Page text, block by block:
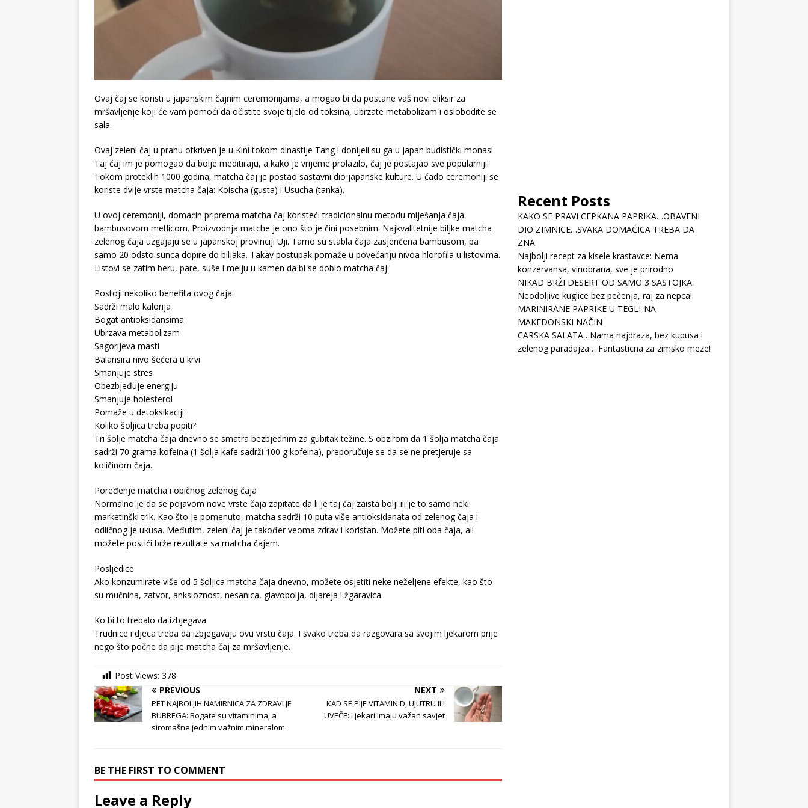
Ovaj čaj se koristi u japanskim čajnim ceremonijama, a mogao bi da postane vaš novi eliksir za
mršavljenje koji će vam pomoći da očistite svoje tijelo od toksina, ubrzate metabolizam i oslobodite se
sala.
Ovaj zeleni čaj u prahu otkriven je u Kini tokom dinastije Tang i donijeli su ga u Japan budistički monasi.
Taj čaj im je pomogao da bolje meditiraju, a kako je vrijeme prolazilo, čaj je postajao sve popularniji.
Tokom proteklih 1000 godina, matcha čaj je postao sastavni dio japanske kulture. U čado ceremoniji se
koriste dvije vrste matcha čaja: Koischa (gusta) i Usucha (tanka).
U ovoj ceremoniji, domaćin priprema matcha čaj koristeći tradicionalnu metodu miješanja čaja
bambusovom metlicom. Proizvodnja matche je ono što je čini posebnim. Najkvalitetnije biljke matcha
zelenog čaja uzgajaju se u japanskoj provinciji Uji. Tamo su stabla čaja zasjenčena bambusom, pa
samo 20 odsto sunca dopire do biljaka. Takav postupak pomaže u povećanju nivoa hlorofila u listovima.
Listovi se zatim beru, pare, suše i melju u kamen da bi se dobio matcha čaj.
Postoji nekoliko benefita ovog čaja:
Sadrži malo kalorija
Bogat antioksidansima
Ubrzava metabolizam
Sagorijeva masti
Balansira nivo šećera u krvi
Smanjuje stres
Obezbjeđuje energiju
Smanjuje holesterol
Pomaže u detoksikaciji
Koliko šoljica treba popiti?
Tri šolje matcha čaja dnevno se smatra bezbjednim za gubitak težine. S obzirom da 1 šolja matcha čaja
sadrži 70 grama kofeina (1 šolja kafe sadrži 100 g kofeina), preporučuje se da se ne pretjeruje sa
količinom čaja.
Poređenje matcha i običnog zelenog čaja
Normalno je da se pojavom nove vrste čaja zapitate da li je taj čaj zaista bolji ili je to samo neki
marketinški trik. Kao što je pomenuto, matcha sadrži 10 puta više antioksidanata od zelenog čaja i
odličnog je ukusa. Međutim, zeleni čaj je također veoma zdrav i koristan. Možete piti oba čaja, ali
možete postići brže rezultate sa matcha čajem.
Posljedice
Ako konzumirate više od 5 šoljica matcha čaja dnevno, možete osjetiti neke neželjene efekte, kao što
su mučnina, zatvor, anksioznost, nesanica, glavobolja, dijareja i žgaravica.
Ko bi to trebalo da izbjegava
Trudnice i djeca treba da izbjegavaju ovu vrstu čaja. I svako treba da razgovara sa svojim ljekarom prije
nego što počne da pije matcha čaj za mršavljenje.
Post Views: 378
PREVIOUS
PET NAJBOLJIH NAMIRNICA ZA ZDRAVLJE
BUBREGA: Bogate su vitaminima, a
siromašne jednim važnim mineralom
NEXT
KAD SE PIJE VITAMIN D, UJUTRU ILI
UVEČE: Ljekari imaju važan savjet
BE THE FIRST TO COMMENT
Leave a Reply
Recent Posts
KAKO SE PRAVI CEPKANA PAPRIKA…OBAVENI
DIO ZIMNICE…SVAKA DOMAĆICA TREBA DA
ZNA
Najbolji recept za kisele krastavce: Nema
konzervansa, vinobrana, sve je prirodno
NIKAD BRŽI DESERT OD SAMO 3 SASTOJKA:
Neodoljive kuglice bez pečenja, raj za nepca!
MARINIRANE PAPRIKE U TEGLI-NA
MAKEDONSKI NAČIN
CARSKA SALATA…Nama najdraza, bez kupusa i
zelenog paradajza… Fantasticna za zimsko meze!